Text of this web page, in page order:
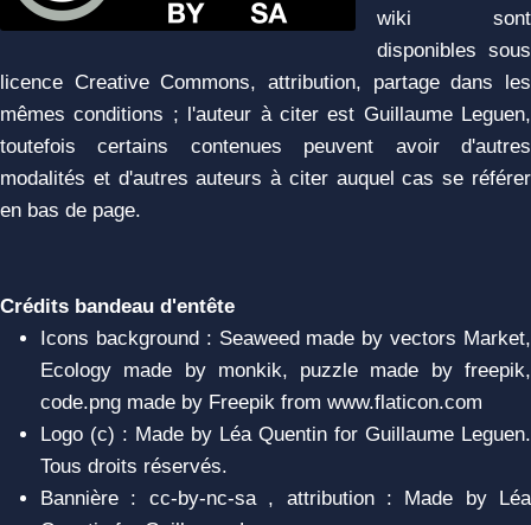
wiki sont
disponibles sous
licence Creative Commons, attribution, partage dans les
mêmes conditions ; l'auteur à citer est Guillaume Leguen,
toutefois certains contenues peuvent avoir d'autres
modalités et d'autres auteurs à citer auquel cas se référer
en bas de page.
Crédits bandeau d'entête
Icons background : Seaweed made by vectors Market,
Ecology made by monkik, puzzle made by freepik,
code.png made by Freepik from www.flaticon.com
Logo (c) : Made by Léa Quentin for Guillaume Leguen.
Tous droits réservés.
Bannière : cc-by-nc-sa , attribution : Made by Léa